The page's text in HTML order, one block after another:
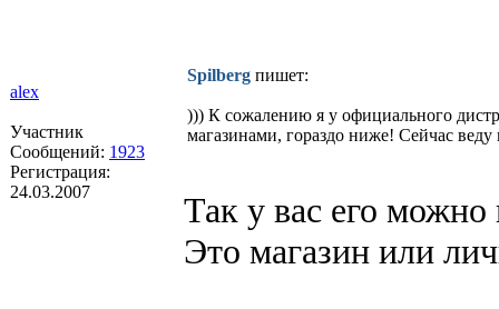
alex
Участник
Сообщений: 1923
Регистрация:
24.03.2007
Spilberg пишет:
))) К сожалению я у официального
магазинами, гораздо ниже! Сейчас
Так у вас его можно
Это магазин или